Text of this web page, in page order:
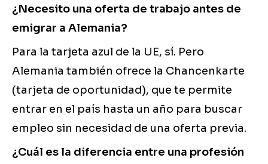
¿Necesito una oferta de trabajo antes de
emigrar a Alemania?
Para la tarjeta azul de la UE, sí. Pero
Alemania también ofrece la Chancenkarte
(tarjeta de oportunidad), que te permite
entrar en el país hasta un año para buscar
empleo sin necesidad de una oferta previa.
¿Cuál es la diferencia entre una profesión